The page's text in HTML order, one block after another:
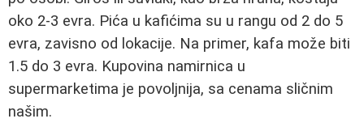
oko 2-3 evra. Pića u kafićima su u rangu od 2 do 5
evra, zavisno od lokacije. Na primer, kafa može biti
1.5 do 3 evra. Kupovina namirnica u
supermarketima je povoljnija, sa cenama sličnim
našim.